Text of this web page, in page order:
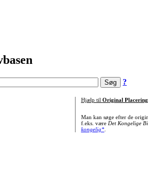
?
Hjælp til Original Placering
Man kan søge efter de
f.eks. være Det Kongelige
kongelig*.